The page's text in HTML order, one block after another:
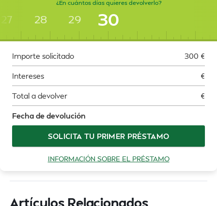
¿En cuántos días quieres devolverlo?
27 28 29 30
Importe solicitado 300 €
Intereses €
Total a devolver €
Fecha de devolución
SOLICITA TU PRIMER PRÉSTAMO
INFORMACIÓN SOBRE EL PRÉSTAMO
Artículos Relacionados